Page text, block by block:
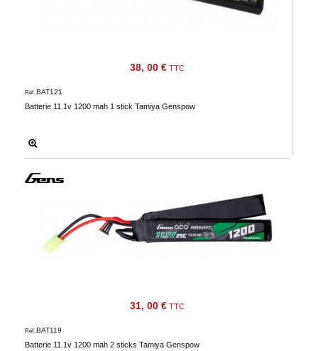
38, 00 € TTC
Batterie 11.1v 1200 mah 1 stick Tamiya Genspow
Réf. BAT121
31, 00 € TTC
Batterie 11.1v 1200 mah 2 sticks Tamiya Genspow
Réf. BAT119